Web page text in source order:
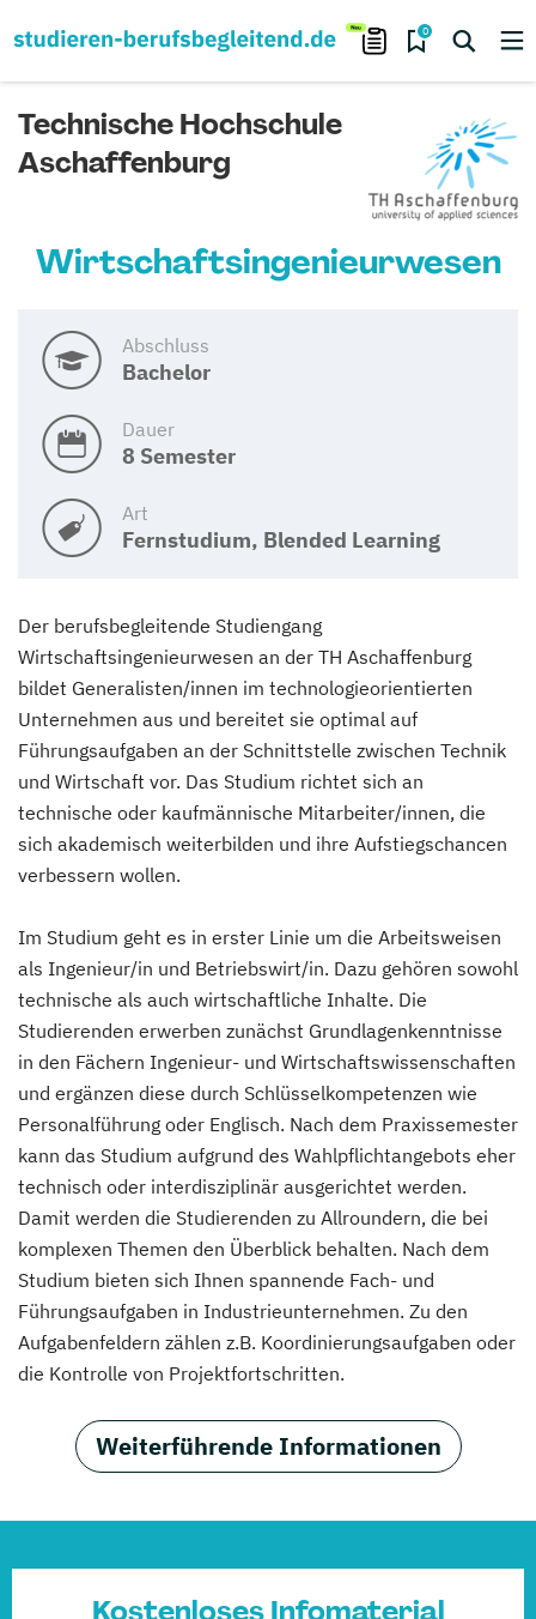
0
Technische Hochschule
Aschaffenburg
Wirtschaftsingenieurwesen
Abschluss
Bachelor
Dauer
8 Semester
Art
Fernstudium, Blended Learning
Der berufsbegleitende Studiengang
Wirtschaftsingenieurwesen an der TH Aschaffenburg
bildet Generalisten/innen im technologieorientierten
Unternehmen aus und bereitet sie optimal auf
Führungsaufgaben an der Schnittstelle zwischen Technik
und Wirtschaft vor. Das Studium richtet sich an
technische oder kaufmännische Mitarbeiter/innen, die
sich akademisch weiterbilden und ihre Aufstiegschancen
verbessern wollen.
Im Studium geht es in erster Linie um die Arbeitsweisen
als Ingenieur/in und Betriebswirt/in. Dazu gehören sowohl
technische als auch wirtschaftliche Inhalte. Die
Studierenden erwerben zunächst Grundlagenkenntnisse
in den Fächern Ingenieur- und Wirtschaftswissenschaften
und ergänzen diese durch Schlüsselkompetenzen wie
Personalführung oder Englisch. Nach dem Praxissemester
kann das Studium aufgrund des Wahlpflichtangebots eher
technisch oder interdisziplinär ausgerichtet werden.
Damit werden die Studierenden zu Allroundern, die bei
komplexen Themen den Überblick behalten. Nach dem
Studium bieten sich Ihnen spannende Fach- und
Führungsaufgaben in Industrieunternehmen. Zu den
Aufgabenfeldern zählen z.B. Koordinierungsaufgaben oder
die Kontrolle von Projektfortschritten.
Weiterführende Informationen
Kostenloses Infomaterial